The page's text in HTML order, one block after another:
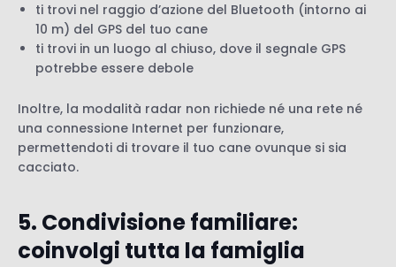
ti trovi nel raggio d’azione del Bluetooth (intorno ai
10 m) del GPS del tuo cane
ti trovi in un luogo al chiuso, dove il segnale GPS
potrebbe essere debole
Inoltre, la modalità radar non richiede né una rete né
una connessione Internet per funzionare,
permettendoti di trovare il tuo cane ovunque si sia
cacciato.
5. Condivisione familiare:
coinvolgi tutta la famiglia